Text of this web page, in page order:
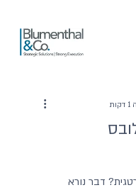
דבר נורא